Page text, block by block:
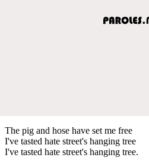
The pig and hose have set me free
I've tasted hate street's hanging tree
I've tasted hate street's hanging tree.